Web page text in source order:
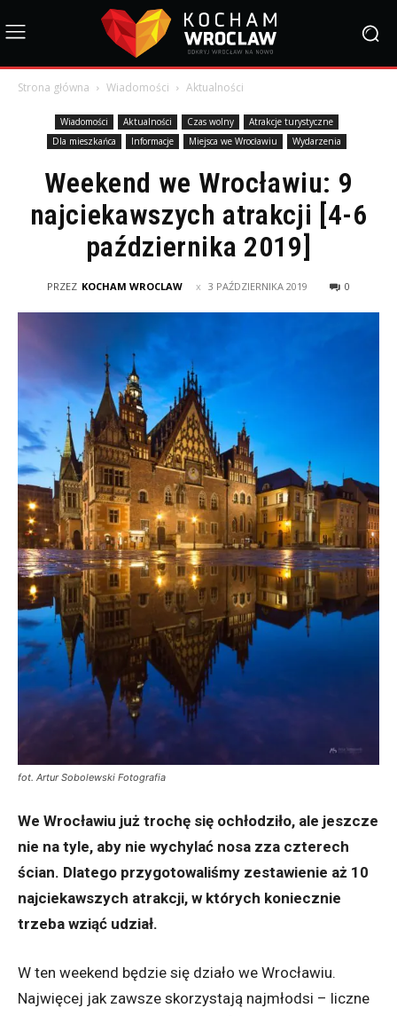
Strona główna Wiadomości Aktualności
Wiadomości Aktualności Czas wolny
Atrakcje turystyczne
Dla mieszkańca
Informacje Miejsca we Wrocławiu Wydarzenia
Weekend we Wrocławiu: 9
najciekawszych atrakcji [4-6
października 2019]
PRZEZ KOCHAM WROCLAW 3 PAŹDZIERNIKA 2019 0
fot. Artur Sobolewski Fotografia
We Wrocławiu już trochę się ochłodziło, ale jeszcze
nie na tyle, aby nie wychylać nosa zza czterech
ścian. Dlatego przygotowaliśmy zestawienie aż 10
najciekawszych atrakcji, w których koniecznie
trzeba wziąć udział.
W ten weekend będzie się działo we Wrocławiu.
Najwięcej jak zawsze skorzystają najmłodsi – liczne